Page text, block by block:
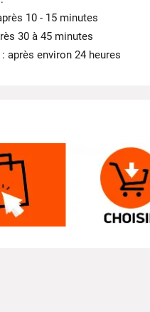
10 - 15 minutes
30 à 45 minutes
après environ 24 heures